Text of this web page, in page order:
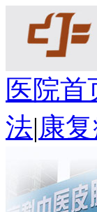
医院首
法|康